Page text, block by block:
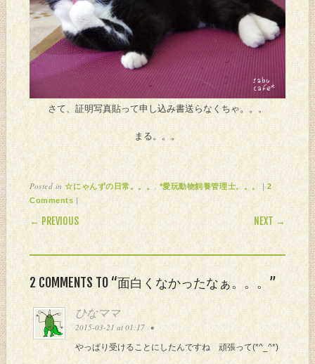
さて、証明写真貼って申し込み書送らなくちゃ。。。
まる。。。
Posted in☆にゃんずの日常。。。 ,*愛玩動物飼養管理士。。。 |2
Comments |
POST NAVIGATION
← PREVIOUS NEXT →
2 COMMENTS TO “面白くなかったなぁ。。。”
ひなママ
2015-03-21 at 01:17 •
やっぱり受けることにしたんですね 頑張って(*^_^*)